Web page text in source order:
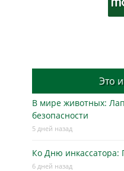
Это
В мире животных:
безопасности
5 дней назад
Ко Дню инкассатора:
6 дней назад